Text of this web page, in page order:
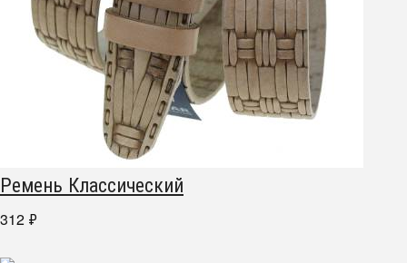
Ремень Классический
312 ₽